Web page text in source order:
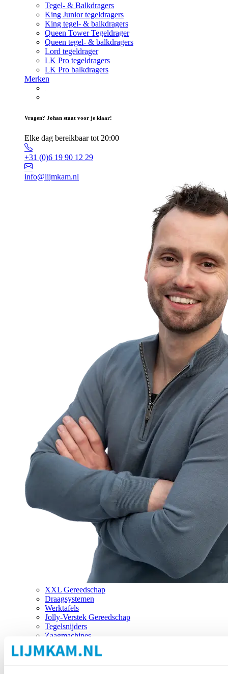
Tegel- & Balkdragers
King Junior tegeldragers
King tegel- & balkdragers
Queen Tower Tegeldrager
Queen tegel- & balkdragers
Lord tegeldrager
LK Pro tegeldragers
LK Pro balkdragers
Merken
Vragen? Johan staat voor je klaar!
Elke dag bereikbaar tot 20:00
+31 (0)6 19 90 12 29
info@lijmkam.nl
XXL Gereedschap
Draagsystemen
Werktafels
Jolly-Verstek Gereedschap
Tegelsnijders
Zaagmachines
Merken